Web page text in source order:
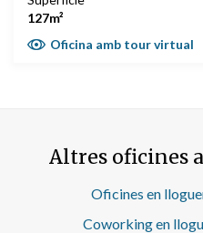
127m²
Oficina amb tour virtual
Altres oficines
Oficines en
Coworking en